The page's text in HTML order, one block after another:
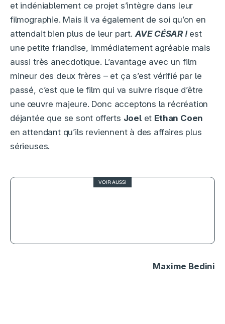
et indéniablement ce projet s’intègre dans leur
filmographie. Mais il va également de soi qu’on en
attendait bien plus de leur part.AVE CÉSAR !est
une petite friandise, immédiatement agréable mais
aussi très anecdotique. L’avantage avec un film
mineur des deux frères – et ça s’est vérifié par le
passé, c’est que le film qui va suivre risque d’être
une œuvre majeure. Donc acceptons la récréation
déjantée que se sont offerts Joelet Ethan Coen
en attendant qu’ils reviennent à des affaires plus
sérieuses.
VOIR AUSSI
Maxime Bedini